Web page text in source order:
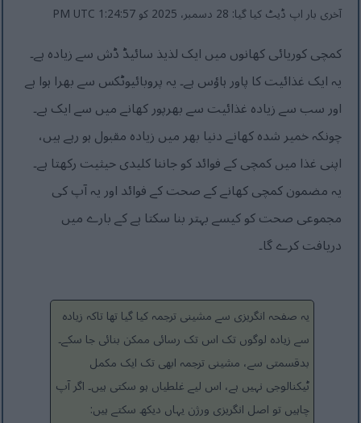
آخری بار اپ ڈیٹ کیا گیا: 28 دسمبر، 2025 کو 1:24:57 PM UTC
کمچی کوریائی کھانوں میں ایک لذیذ سائیڈ ڈش سے زیادہ ہے۔
یہ ایک غذائیت کا پاور ہاؤس ہے۔ یہ پروبائیوٹکس سے بھرا ہوا ہے
اور سب سے زیادہ غذائیت سے بھرپور کھانے میں سے ایک ہے۔
چونکہ خمیر شدہ کھانے دنیا بھر میں زیادہ مقبول ہو رہے ہیں،
اپنی غذا میں کمچی کے فوائد کو جاننا کلیدی حیثیت رکھتا ہے۔
یہ مضمون کمچی کھانے کے صحت کے فوائد اور یہ آپ کی
مجموعی صحت کو کیسے بہتر بنا سکتا ہے کے بارے میں
دریافت کرے گا۔
یہ صفحہ انگریزی سے مشینی ترجمہ کیا گیا تھا تاکہ زیادہ
سے زیادہ لوگوں تک اس تک رسائی ممکن بنائی جا سکے۔
بدقسمتی سے، مشینی ترجمہ ابھی تک ایک مکمل
ٹیکنالوجی نہیں ہے، اس لیے غلطیاں ہو سکتی ہیں۔ اگر آپ
چاہیں تو اصل انگریزی ورژن یہاں دیکھ سکتے ہیں: